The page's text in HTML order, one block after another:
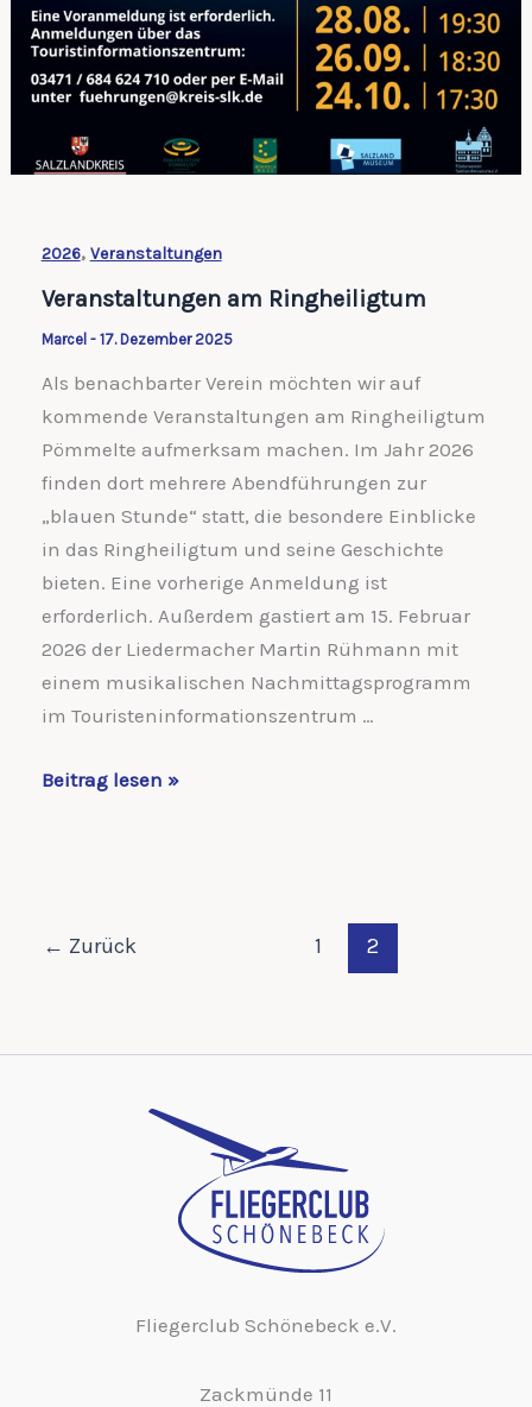
2026, Veranstaltungen
Veranstaltungen am Ringheiligtum
Marcel - 17. Dezember 2025
Als benachbarter Verein möchten wir auf
kommende Veranstaltungen am Ringheiligtum
Pömmelte aufmerksam machen. Im Jahr 2026
finden dort mehrere Abendführungen zur
„blauen Stunde“ statt, die besondere Einblicke
in das Ringheiligtum und seine Geschichte
bieten. Eine vorherige Anmeldung ist
erforderlich. Außerdem gastiert am 15. Februar
2026 der Liedermacher Martin Rühmann mit
einem musikalischen Nachmittagsprogramm
im Touristeninformationszentrum …
Veranstaltungen
Beitrag lesen »
← Zurück 1 2
Fliegerclub Schönebeck e.V.
Zackmünde 11